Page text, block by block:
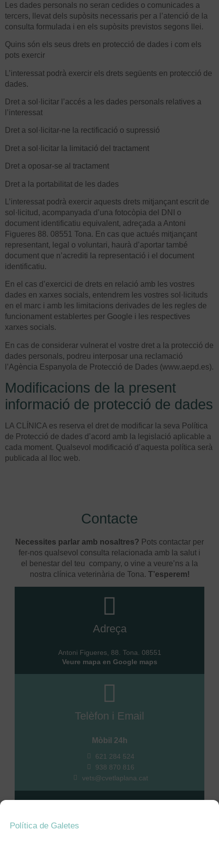
Política de Galetes
Les dades personals no seran cedides o comunicades a
tercers, llevat dels supòsits necessaris per a l’atenció de la
consulta formulada i en els supòsits previstos segons llei.
Quins són els seus drets en protecció de dades i com els
pots exercir
L’interessat podrà exercir els drets següents en protecció de
dades.
Dret a sol·licitar l’accés a les dades personals relatives a
l’interessat
Dret a sol·licitar-ne la rectificació o supressió
Dret a sol·licitar la limitació del tractament
Dret a oposar-se al tractament
Dret a la portabilitat de les dades
L’interessat podrà exercir aquests drets mitjançant escrit de
sol·licitud, acompanyada d’una fotocòpia del DNI o
document identificatiu equivalent, adreçada a Antoni
Figueres 88. 08551 Tona. En cas que actués mitjançant
representant, legal o voluntari, haurà d’aportar també
document que n’acrediti la representació i el document
identificatiu.
En el cas d’exercici de drets en relació amb les vostres
dades en xarxes socials, entendrem les vostres sol·licituds
en el marc i amb les limitacions derivades de les regles de
funcionament establertes per Google i les respectives
xarxes socials.
En cas de considerar vulnerat el vostre dret a la protecció de
dades personals, podreu interposar una reclamació
l’Agència Espanyola de Protecció de Dades (www.aepd.es).
Modificacions de la present
informació de protecció de dades
LA CLÍNICA es reserva el dret de modificar la seva Política
de Protecció de dades d’acord amb la legislació aplicable a
cada moment. Qualsevol modificació d’aquesta política serà
publicada al lloc web.
Contacte
Necessites parlar amb nosaltres? Pots contactar per
fer-nos qualsevol consulta relacionada amb la salut i
el benestar del teu company, o vine a veure’ns a la
nostra clínica veterinària de Tona. T’esperem!
Adreça
Antoni Figueres, 88. Tona. 08551
Veure mapa en Google maps
Telèfon i Email
Mòbil 24h
621 284 524
938 870 816
vets@cvetlaplana.cat
Formulari web